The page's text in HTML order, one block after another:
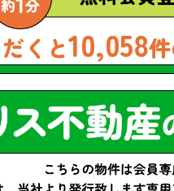
くと10,058